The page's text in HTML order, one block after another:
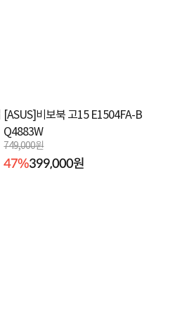
[ASUS]비보북 고15 E1504FA-B
Q4883W
749,000원
47%399,000원